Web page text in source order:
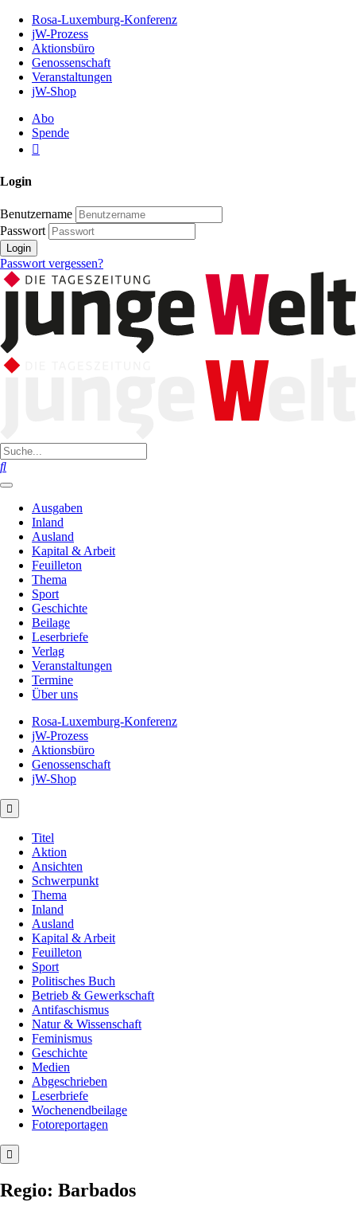
Inhalt
Seite
Rosa-Luxemburg-Konferenz
jW-Prozess
Aktionsbüro
Genossenschaft
Veranstaltungen
jW-Shop
Abo
Spende
Login
Benutzername
Passwort
Login
Passwort vergessen?
Ausgaben
Inland
Ausland
Kapital & Arbeit
Feuilleton
Thema
Sport
Geschichte
Beilage
Leserbriefe
Verlag
Veranstaltungen
Termine
Über uns
Rosa-Luxemburg-Konferenz
jW-Prozess
Aktionsbüro
Genossenschaft
jW-Shop
Titel
Aktion
Ansichten
Schwerpunkt
Thema
Inland
Ausland
Kapital & Arbeit
Feuilleton
Sport
Politisches Buch
Betrieb & Gewerkschaft
Antifaschismus
Natur & Wissenschaft
Feminismus
Geschichte
Medien
Abgeschrieben
Leserbriefe
Wochenendbeilage
Fotoreportagen
Regio: Barbados